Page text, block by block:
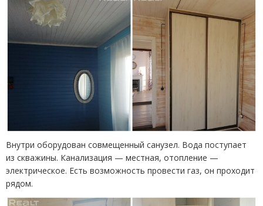
Внутри оборудован совмещенный санузел. Вода поступает
из скважины. Канализация — местная, отопление —
электрическое. Есть возможность провести газ, он проходит
рядом.